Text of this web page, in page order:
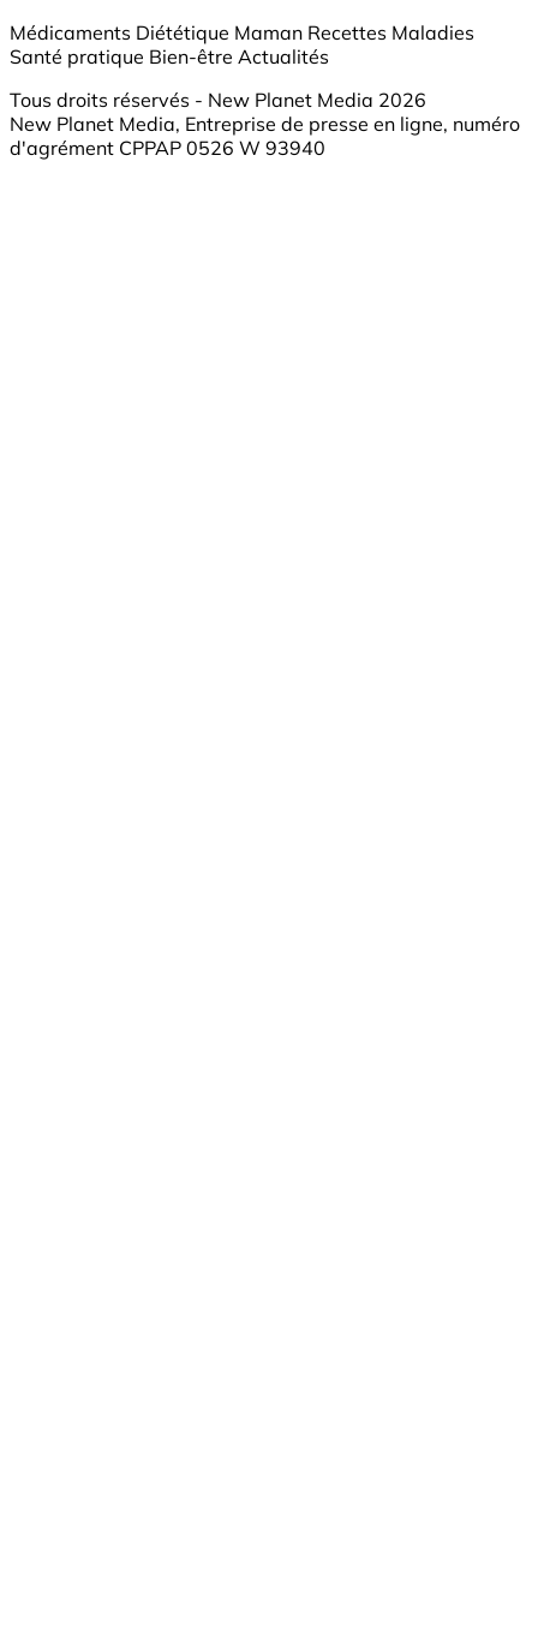
Médicaments Diététique Maman Recettes Maladies
Santé pratique Bien-être Actualités
Tous droits réservés - New Planet Media 2026
New Planet Media, Entreprise de presse en ligne, numéro
d'agrément CPPAP 0526 W 93940